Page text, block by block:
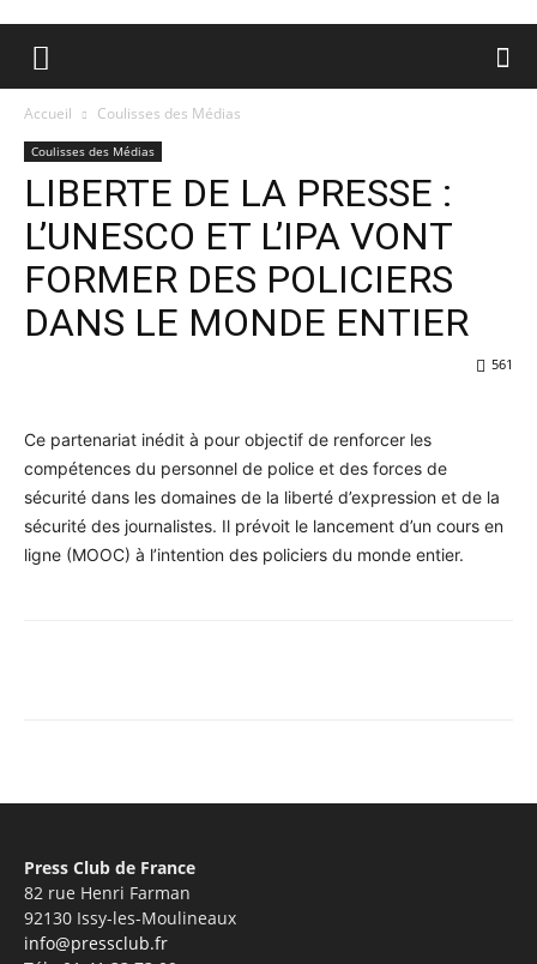
Accueil Coulisses des Médias
Coulisses des Médias
LIBERTE DE LA PRESSE :
L’UNESCO ET L’IPA VONT
FORMER DES POLICIERS
DANS LE MONDE ENTIER
561
Ce partenariat inédit à pour objectif de renforcer les
compétences du personnel de police et des forces de
sécurité dans les domaines de la liberté d’expression et de la
sécurité des journalistes. Il prévoit le lancement d’un cours en
ligne (MOOC) à l’intention des policiers du monde entier.
Press Club de France
82 rue Henri Farman
92130 Issy-les-Moulineaux
info@pressclub.fr